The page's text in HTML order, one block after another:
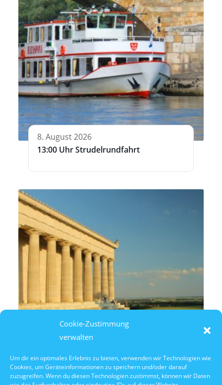
Cookie-Zustimmung
verwalten
Um dir ein optimales Erlebnis zu bieten, verwenden wir Technologien wie
Cookies, um Geräteinformationen zu speichern und/oder darauf
zuzugreifen. Wenn du diesen Technologien zustimmst, können wir Daten
8. August 2026
13:00 Uhr Strudelrundfahrt
8. August 2026